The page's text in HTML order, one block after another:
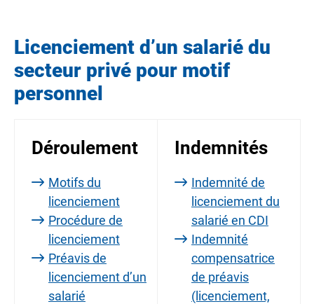
Licenciement d’un salarié du
secteur privé pour motif
personnel
Déroulement
Motifs du
licenciement
Procédure de
licenciement
Préavis de
licenciement d’un
salarié
Indemnités
Indemnité de
licenciement du
salarié en CDI
Indemnité
compensatrice
de préavis
(licenciement,